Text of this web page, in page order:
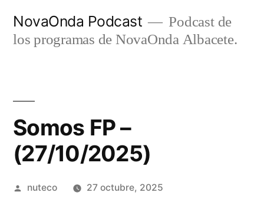
NovaOnda Podcast
Podcast de
los programas de NovaOnda Albacete.
Somos FP –
(27/10/2025)
Publicada
nuteco 27 octubre, 2025